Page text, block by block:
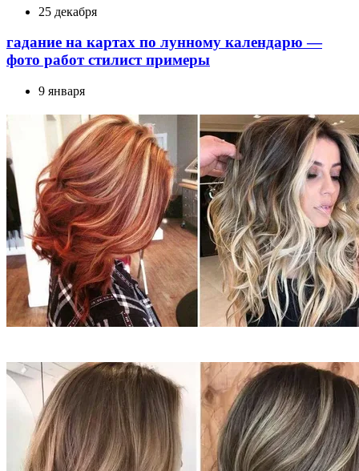
25 декабря
гадание на картах по лунному календарю —
фото работ стилист примеры
9 января